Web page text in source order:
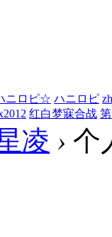
ニロピ☆ ハニロピ
红白梦寐合战
凌 › 个